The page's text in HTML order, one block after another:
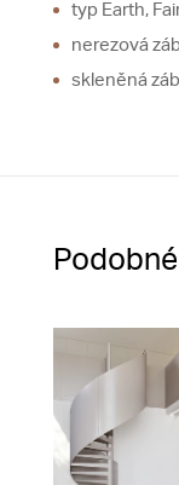
typ Earth,
nerezová
skleněná